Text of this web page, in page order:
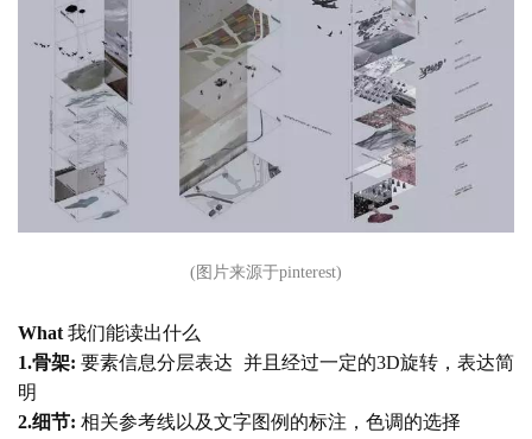
(图片来源于pinterest)
What 我们能读出什么
1.骨架: 要素信息分层表达 并且经过一定的3D旋转，表达简
明
2.细节: 相关参考线以及文字图例的标注，色调的选择